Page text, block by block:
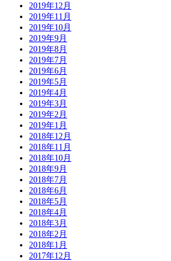
2019年12月
2019年11月
2019年10月
2019年9月
2019年8月
2019年7月
2019年6月
2019年5月
2019年4月
2019年3月
2019年2月
2019年1月
2018年12月
2018年11月
2018年10月
2018年9月
2018年7月
2018年6月
2018年5月
2018年4月
2018年3月
2018年2月
2018年1月
2017年12月